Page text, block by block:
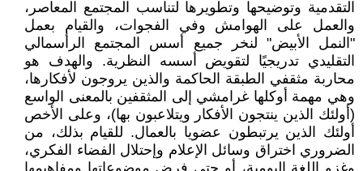
التقدمية وتوضيحها وتطويرها لتناسب المجتمع المعاصر،
والعمل على الهوامش وفي الفجوات، والقيام بعمل
"النمل الأبيض" لنخر جميع أسس المجتمع الرأسمالي
التقليدي تدريجيًا لتقويض أسسه النظرية. والهدف هو
محاربة مثقفي الطبقة الحاكمة والذين يروجون لأفكارها،
وهي مهمة أوكلها غرامشي إلى المثقفين بالمعنى الواسع
(أولئك الذين ينتجون الأفكار ويتلاعبون بها)، وعلى الأخص
أولئك الذين يرتبطون عضويا بالعمال. للقيام بذلك، من
الضروري اختراق وسائل الإعلام وإحتلال الفضاء الفكري،